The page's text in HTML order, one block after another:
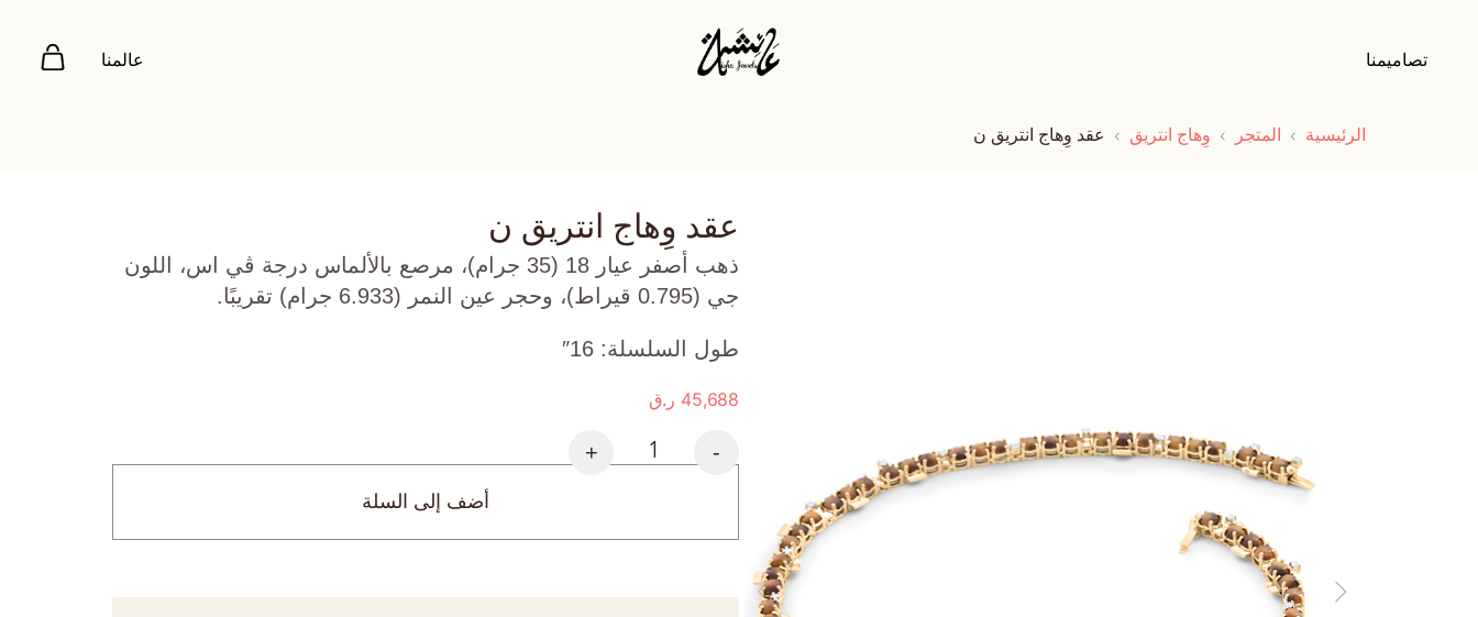
تصاميمنا عالمنا
الرئيسية المتجر وِهاج انتريق عقد وِهاج انتريق ن
عقد وِهاج انتريق ن
ذهب أصفر عيار 18 (35 جرام)، مرصع بالألماس درجة ڤي اس، اللون
جي (0.795 قيراط)، وحجر عين النمر (6.933 جرام) تقريبًا.
طول السلسلة: 16″
45,688 ر.ق
-
+
أضف إلى السلة